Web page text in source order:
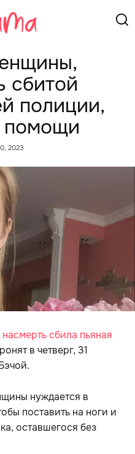
сбитой
полиции,
помощи
2023
насмерть сбила пьяная
в четверг, 31
нуждается в
поставить на ноги и
оставшегося без